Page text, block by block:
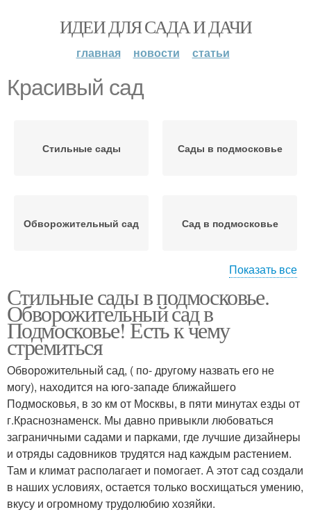
ИДЕИ ДЛЯ САДА И ДАЧИ
главная новости статьи
Красивый сад
Стильные сады Сады в подмосковье
Обворожительный сад Сад в подмосковье
Сад с розами
форме
Сад с нуля Красивые сады
Сады с цветами Плодовый сад
Показать все
Стильные сады в подмосковье.
Обворожительный сад в
Подмосковье! Есть к чему
стремиться
Обворожительный сад, ( по- другому назвать его не
могу), находится на юго-западе ближайшего
Подмосковья, в зо км от Москвы, в пяти минутах езды от
г.Краснознаменск. Мы давно привыкли любоваться
заграничными садами и парками, где лучшие дизайнеры
и отряды садовников трудятся над каждым растением.
Там и климат располагает и помогает. А этот сад создали
в наших условиях, остается только восхищаться умению,
вкусу и огромному трудолюбию хозяйки.